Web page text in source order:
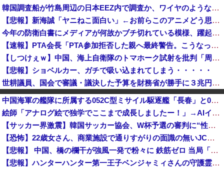
韓国調査船が竹島周辺の日本EEZ内で調査か、ワイヤのようなもの海中に投入…外務省が抗議！
【悲報】新海誠「ヤニねこ面白い」←お前らこのアニメどう思ってんの？
今年の防衛白書にメディアが何故かブチ切れている模様、躍起になって批判するも逆に有権者からは……
【速報】PTA会長「PTA参加拒否した親へ最終警告。こうなってもいい？」問題になりすぎて即撤回
【しつけぇｗ】中国、海上自衛隊のトマホーク試射を批判「周辺の安全保障上の脅威を口実に再軍備を加速している」
【悲報】ショベルカー、ガチで吸い込まれてしまう・・・・・
世耕議員、国会で審議・議決した予算を財務省が勝手に３兆円動かしていると指摘・問題視
石破前首相を懐かしむ左派、「石破が日本国民から支持されまくっていた」と主張してしまうも……
X収益化、終了へ インプレゾンビやパクツイの一掃なるか！？
中国海軍の艦隊に所属する052C型ミサイル駆逐艦「長春」と052D型「厦門」が編隊航行訓練！
絵師「アナログ絵で独学でここまで成長しましたー！」→AIイラストだろと批判殺到→絵師「本日をもちまして全てを終えようと思います」→しかし・・・
【サッカー界激震】韓国サッカー協会、W杯予選の審判に“性接待”していたことが発覚 協会カードの決済明細まで見つかる
【恐怖】22歳女さん、商業施設で通りすがりの面識の無いJCにラリアットして逮捕されてしまう・・・
【悲報】 中国、橋の欄干が強風一発で粉々に 鉄筋ゼロ 当局「接着剤でくっつけただけ」「正常で、品質問題はない」
【悲報】ハンターハンター第一王子ベンジャミィさんの守護霊獣、ガチで能力がヤバすぎるwww